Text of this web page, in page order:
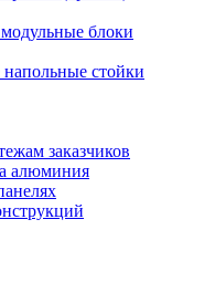
блоки
стойки
заказчиков
алюминия